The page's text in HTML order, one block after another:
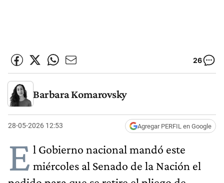
26
Barbara Komarovsky
28-05-2026 12:53 Agregar PERFIL en Google
E l Gobierno nacional mandó este
miércoles al Senado de la Nación el